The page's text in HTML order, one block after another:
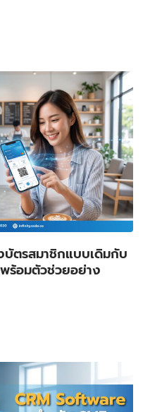
บัตรสมาชิกแบบเดิมกับ
ร้อมตัวช่วยอย่าง